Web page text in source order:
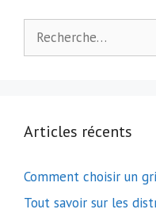
Articles récents
Comment choisir un
Tout savoir sur les